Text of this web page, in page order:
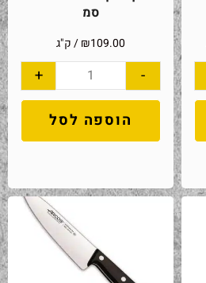
סמ
₪109.00 / ק"ג
-
+
הוספה לסל